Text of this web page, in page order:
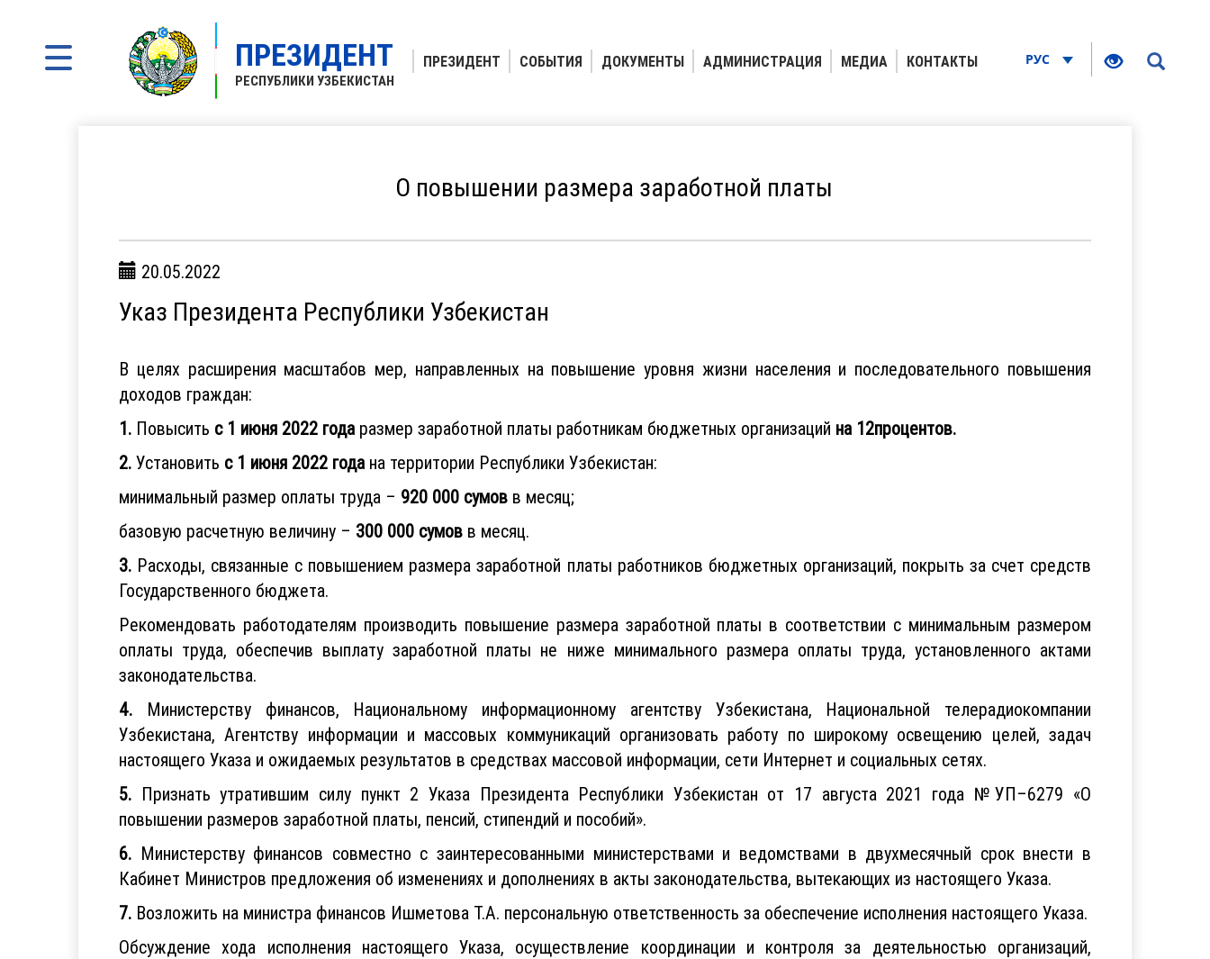
ПРЕЗИДЕНТ
РЕСПУБЛИКИ УЗБЕКИСТАН
ПРЕЗИДЕНТ СОБЫТИЯ ДОКУМЕНТЫ АДМИНИСТРАЦИЯ МЕДИА КОНТАКТЫ РУС
О повышении размера заработной платы
20.05.2022
Указ Президента Республики Узбекистан
В целях расширения масштабов мер, направленных на повышение уровня жизни населения и последовательного повышения
доходов граждан:
1. Повысить с 1 июня 2022 годаразмер заработной платы работникам бюджетных организаций на 12процентов.
2. Установить с 1 июня 2022 годана территории Республики Узбекистан:
минимальный размер оплаты труда – 920 000 сумов в месяц;
базовую расчетную величину – 300 000 сумов в месяц.
3. Расходы, связанные с повышением размера заработной платы работников бюджетных организаций, покрыть за счет средств
Государственного бюджета.
Рекомендовать работодателям производить повышение размера заработной платы в соответствии с минимальным размером
оплаты труда, обеспечив выплату заработной платы не ниже минимального размера оплаты труда, установленного актами
законодательства.
4. Министерству финансов, Национальному информационному агентству Узбекистана, Национальной телерадиокомпании
Узбекистана, Агентству информации и массовых коммуникаций организовать работу по широкому освещению целей, задач
настоящего Указа и ожидаемых результатов в средствах массовой информации, сети Интернет и социальных сетях.
5. Признать утратившим силу пункт 2 Указа Президента Республики Узбекистан от 17 августа 2021 года №УП–6279 «О
повышении размеров заработной платы, пенсий, стипендий и пособий».
6. Министерству финансов совместно с заинтересованными министерствами и ведомствами в двухмесячный срок внести в
Кабинет Министров предложения об изменениях и дополнениях в акты законодательства, вытекающих из настоящего Указа.
7. Возложить на министра финансов Ишметова Т.А. персональную ответственность за обеспечение исполнения настоящего Указа.
Обсуждение хода исполнения настоящего Указа, осуществление координации и контроля за деятельностью организаций,